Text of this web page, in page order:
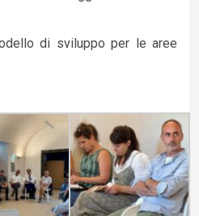
di sviluppo per le aree